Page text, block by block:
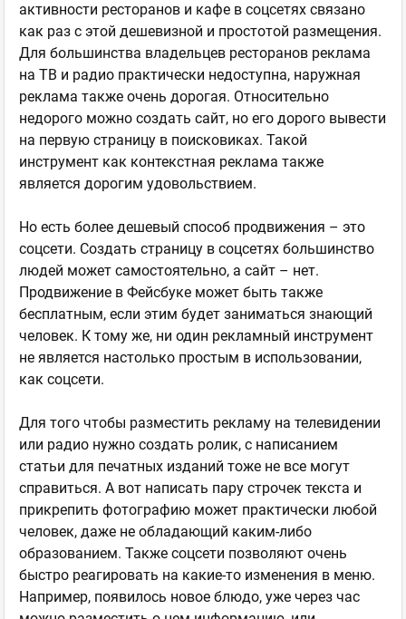
активности ресторанов и кафе в соцсетях связано
как раз с этой дешевизной и простотой размещения.
Для большинства владельцев ресторанов реклама
на ТВ и радио практически недоступна, наружная
реклама также очень дорогая. Относительно
недорого можно создать сайт, но его дорого вывести
на первую страницу в поисковиках. Такой
инструмент как контекстная реклама также
является дорогим удовольствием.
Но есть более дешевый способ продвижения – это
соцсети. Создать страницу в соцсетях большинство
людей может самостоятельно, а сайт – нет.
Продвижение в Фейсбуке может быть также
бесплатным, если этим будет заниматься знающий
человек. К тому же, ни один рекламный инструмент
не является настолько простым в использовании,
как соцсети.
Для того чтобы разместить рекламу на телевидении
или радио нужно создать ролик, с написанием
статьи для печатных изданий тоже не все могут
справиться. А вот написать пару строчек текста и
прикрепить фотографию может практически любой
человек, даже не обладающий каким-либо
образованием. Также соцсети позволяют очень
быстро реагировать на какие-то изменения в меню.
Например, появилось новое блюдо, уже через час